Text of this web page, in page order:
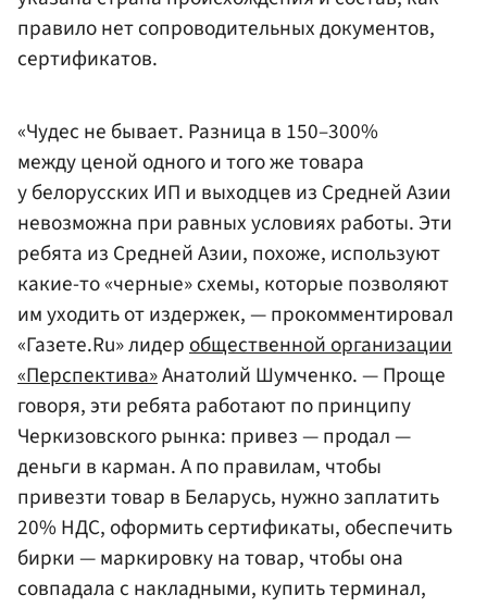
правило нет сопроводительных документов,
сертификатов.
«Чудес не бывает. Разница в 150–300%
между ценой одного и того же товара
у белорусских ИП и выходцев из Средней Азии
невозможна при равных условиях работы. Эти
ребята из Средней Азии, похоже, используют
какие-то «черные» схемы, которые позволяют
им уходить от издержек, — прокомментировал
«Газете.Ru» лидеробщественной организации
«Перспектива»Анатолий Шумченко. — Проще
говоря, эти ребята работают по принципу
Черкизовского рынка: привез — продал —
деньги в карман. А по правилам, чтобы
привезти товар в Беларусь, нужно заплатить
20% НДС, оформить сертификаты, обеспечить
бирки — маркировку на товар, чтобы она
совпадала с накладными, купить терминал,